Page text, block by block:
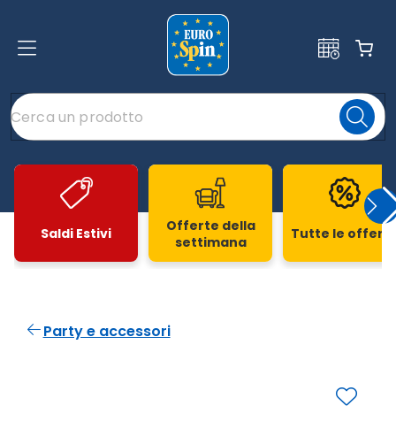
Saldi Estivi
Offerte della
settimana
Tutte le
Party e accessori